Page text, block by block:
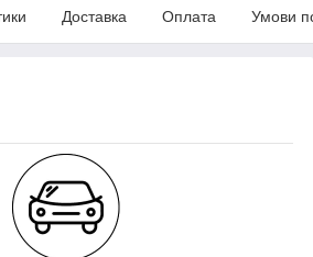
Доставка Оплата Умови